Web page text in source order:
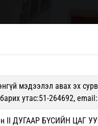
мэдээлэл авах эх
утас:51-264692,
II ДУГААР БҮСИЙН ЦАГ